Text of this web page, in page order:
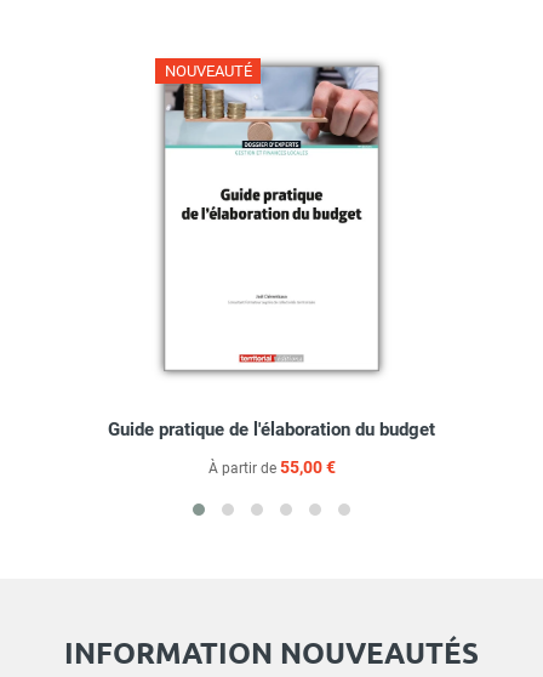
NOUVEAUTÉ
Guide pratique de l'élaboration du budget
À partir de 55,00 €
INFORMATION NOUVEAUTÉS